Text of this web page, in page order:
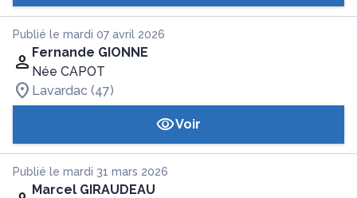
Publié le mardi 07 avril 2026
Fernande GIONNE
Née CAPOT
Lavardac (47)
Voir
Publié le mardi 31 mars 2026
Marcel GIRAUDEAU